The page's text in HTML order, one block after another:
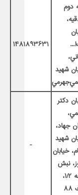
دوم
شهيد
1481893631
دكتر
جهاد،
شهيد
خيابان
نبش
كوچه 1/2،
-